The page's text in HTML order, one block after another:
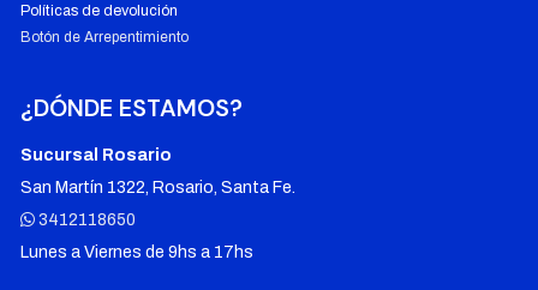
Políticas de devolución
Botón de Arrepentimiento
¿DÓNDE ESTAMOS?
Sucursal Rosario
San Martín 1322, Rosario, Santa Fe.
3412118650
Lunes a Viernes de 9hs a 17hs